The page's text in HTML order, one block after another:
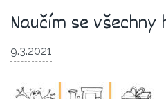
Naučím se
9.3.2021